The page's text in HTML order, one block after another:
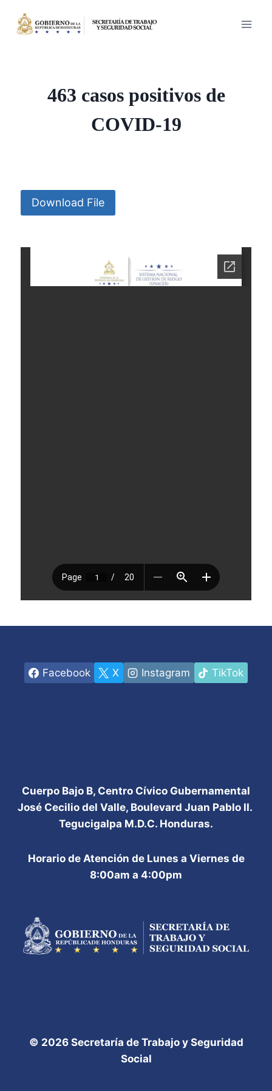
463 casos positivos de
COVID-19
Download File
Facebook X Instagram TikTok
Cuerpo Bajo B, Centro Cívico Gubernamental
José Cecilio del Valle, Boulevard Juan Pablo II.
Tegucigalpa M.D.C. Honduras.
Horario de Atención de Lunes a Viernes de
8:00am a 4:00pm
© 2026 Secretaría de Trabajo y Seguridad
Social